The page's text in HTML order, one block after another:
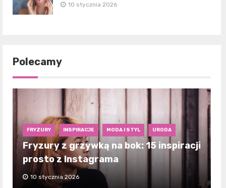
10 stycznia 2026
Polecamy
FRYZURY INSPIRACJE MODA I STYL URODA
Fryzury z grzywką na bok: 15 inspiracji
prosto z Instagrama
10 stycznia 2026